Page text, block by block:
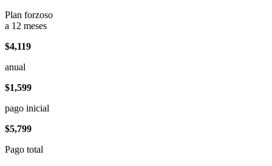
Plan forzoso
a 12 meses
$4,119
anual
$1,599
pago inicial
$5,799
Pago total